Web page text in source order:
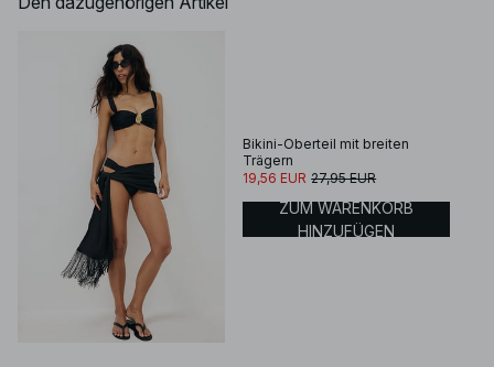
Bikini-Oberteil mit breiten
Trägern
19,56 EUR 27,95 EUR
ZUM WARENKORB
HINZUFÜGEN